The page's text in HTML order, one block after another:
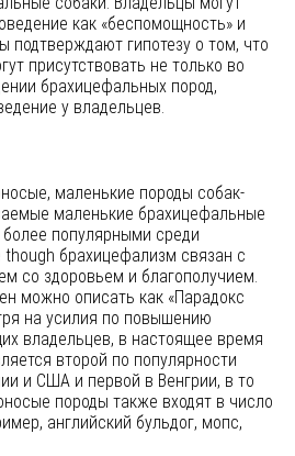
как «беспомощность» и
подтверждают гипотезу о том, что
присутствовать не только во
брахицефальных пород,
у владельцев.
маленькие породы собак-
маленькие брахицефальные
популярными среди
брахицефализм связан с
со здоровьем и благополучием.
можно описать как «Парадокс
на усилия по повышению
владельцев, в настоящее время
второй по популярности
и США и первой в Венгрии, в то
породы также входят в число
английский бульдог, мопс,